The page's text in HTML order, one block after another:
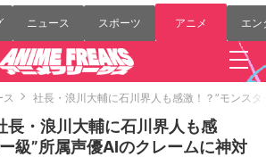
ニュース スポーツ アニメ エン
ス 社長・浪川大輔に石川界人も感激！？”モンス
長・浪川大輔に石川界人も感
級”所属声優AIのクレームに神対